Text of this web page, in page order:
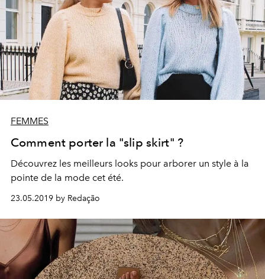
FEMMES
Comment porter la "slip skirt" ?
Découvrez les meilleurs looks pour arborer un style à la
pointe de la mode cet été.
23.05.2019 by Redação